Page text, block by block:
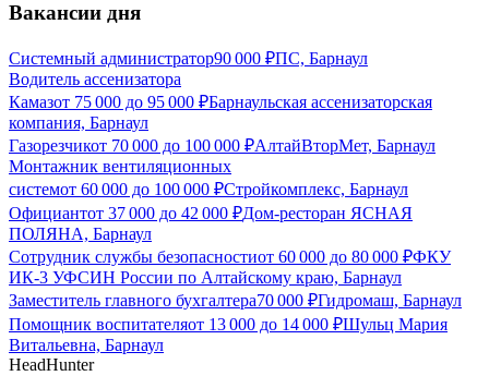
Вакансии дня
Системный администратор90 000 ₽ПС, Барнаул
Водитель ассенизатора
Камазот 75 000 до 95 000 ₽Барнаульская ассенизаторская
компания, Барнаул
Газорезчикот 70 000 до 100 000 ₽АлтайВторМет, Барнаул
Монтажник вентиляционных
системот 60 000 до 100 000 ₽Стройкомплекс, Барнаул
Официантот 37 000 до 42 000 ₽Дом-ресторан ЯСНАЯ
ПОЛЯНА, Барнаул
Сотрудник службы безопасностиот 60 000 до 80 000 ₽ФКУ
ИК-3 УФСИН России по Алтайскому краю, Барнаул
Заместитель главного бухгалтера70 000 ₽Гидромаш, Барнаул
Помощник воспитателяот 13 000 до 14 000 ₽Шульц Мария
Витальевна, Барнаул
HeadHunter